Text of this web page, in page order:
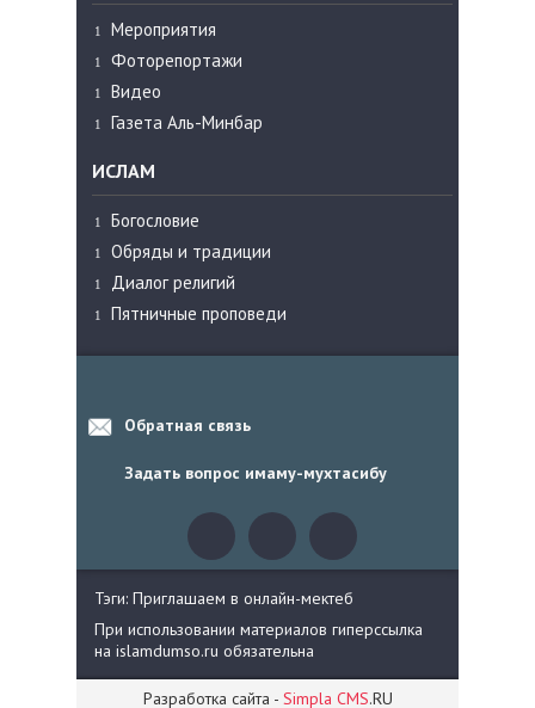
Мероприятия
Фоторепортажи
Видео
Газета Аль-Минбар
ИСЛАМ
Богословие
Обряды и традиции
Диалог религий
Пятничные проповеди
Обратная связь
Задать вопрос имаму-мухтасибу
Тэги: Приглашаем в онлайн-мектеб
При использовании материалов гиперссылка
на islamdumso.ru обязательна
Разработка сайта - Simpla CMS.RU